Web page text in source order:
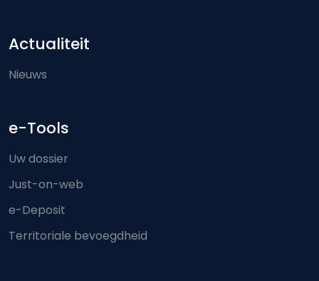
Actualiteit
Nieuws
e-Tools
Uw dossier
Just-on-web
e-Deposit
Territoriale bevoegdheid